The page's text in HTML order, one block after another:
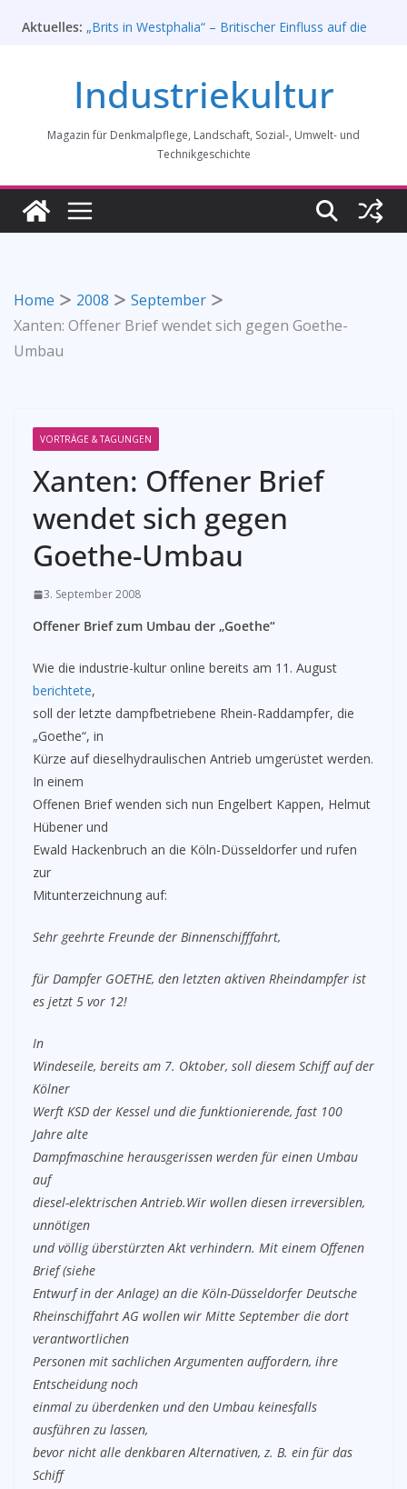
Inhalt
Aktuelles: „Brits in Westphalia“ – Britischer Einfluss auf die
werden – Erfolgreiche Demo am 1. August 2026
Prof. Dr. Rainer Slotta (1.5.1946-16.6.2026)
Vereins für Gussstahlfabrikation 1860 -1945:
Ausstellung in Bochum vom 28. Mai 2026 bis 31.
Rahmenprogramm der Tagung des
Bundesverbands Industriekultur in Augsburg 11/26
Industriekultur
Magazin für Denkmalpflege, Landschaft, Sozial-, Umwelt- und
Technikgeschichte
Home 2008
September
Xanten: Offener Brief wendet sich gegen Goethe-
Umbau
VORTRÄGE & TAGUNGEN
Xanten: Offener Brief
wendet sich gegen
Goethe-Umbau
3. September 2008
Offener Brief zum Umbau der „Goethe“
Wie die industrie-kultur online bereits am 11. August
berichtete,
soll der letzte dampfbetriebene Rhein-Raddampfer, die
„Goethe“, in
Kürze auf dieselhydraulischen Antrieb umgerüstet werden.
In einem
Offenen Brief wenden sich nun Engelbert Kappen, Helmut
Hübener und
Ewald Hackenbruch an die Köln-Düsseldorfer und rufen
zur
Mitunterzeichnung auf:
Sehr geehrte Freunde der Binnenschifffahrt,
für Dampfer GOETHE, den letzten aktiven Rheindampfer ist
es jetzt 5 vor 12!
In
Windeseile, bereits am 7. Oktober, soll diesem Schiff auf der
Kölner
Werft KSD der Kessel und die funktionierende, fast 100
Jahre alte
Dampfmaschine herausgerissen werden für einen Umbau
auf
diesel-elektrischen Antrieb.Wir wollen diesen irreversiblen,
unnötigen
und völlig überstürzten Akt verhindern. Mit einem Offenen
Brief (siehe
Entwurf in der Anlage) an die Köln-Düsseldorfer Deutsche
Rheinschiffahrt AG wollen wir Mitte September die dort
verantwortlichen
Personen mit sachlichen Argumenten auffordern, ihre
Entscheidung noch
einmal zu überdenken und den Umbau keinesfalls
ausführen zu lassen,
bevor nicht alle denkbaren Alternativen, z. B. ein für das
Schiff